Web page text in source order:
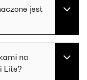
jest
na
Lite?